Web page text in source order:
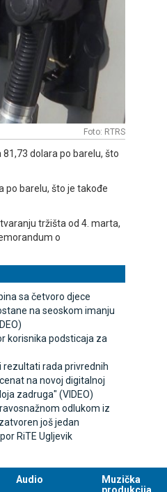
Foto: RTRS
dolara po barelu, što
po barelu, što je takođe
tržišta od 4. marta,
o
sa četvoro djece
na seoskom imanju
korisnika podsticaja za
rezultati rada privrednih
na novoj digitalnoj
zadruga" (VIDEO)
odlukom iz
još jedan
RiTE Ugljevik
Audio
Muzička